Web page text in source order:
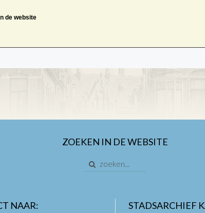
de website
ZOEKEN IN DE WEBSITE
NAAR:
STADSARCHIEF